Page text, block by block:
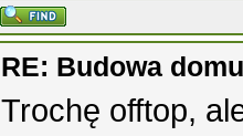
RE: Budowa domu
Trochę offtop,